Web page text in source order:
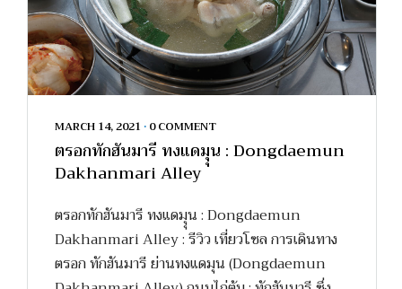
MARCH 14, 2021 • 0 COMMENT
ตรอกทักฮันมารี ทงแดมุุน : Dongdaemun
Dakhanmari Alley
ตรอกทักฮันมารี ทงแดมุุน : Dongdaemun
Dakhanmari Alley : รีวิว เที่ยวโซล การเดินทาง
ตรอก ทักฮันมารี ย่านทงแดมุน (Dongdaemun